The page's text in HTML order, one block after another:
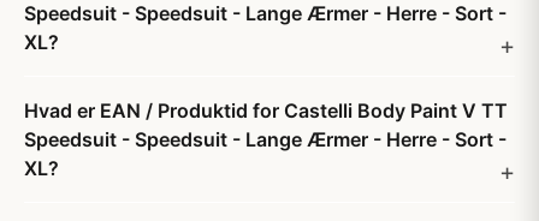
Speedsuit - Speedsuit - Lange Ærmer - Herre - Sort -
XL?
Hvad er EAN / Produktid for Castelli Body Paint V TT
Speedsuit - Speedsuit - Lange Ærmer - Herre - Sort -
XL?